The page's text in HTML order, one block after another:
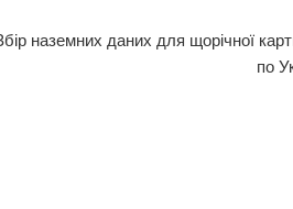
наземних даних для щорічної
по